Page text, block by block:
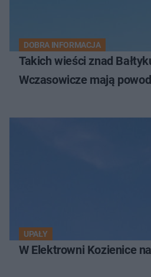
DOBRA INFORMACJA
Takich wieści znad
Wczasowicze mają
UPAŁY
W Elektrowni Kozienice